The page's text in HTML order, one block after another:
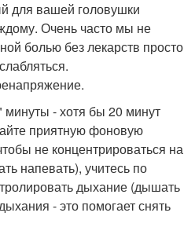
для вашей головушки
Очень часто мы не
болью без лекарств просто
- хотя бы 20 минут
приятную фоновую
не концентрироваться на
напевать), учитесь по
дыхание (дышать
- это помогает снять